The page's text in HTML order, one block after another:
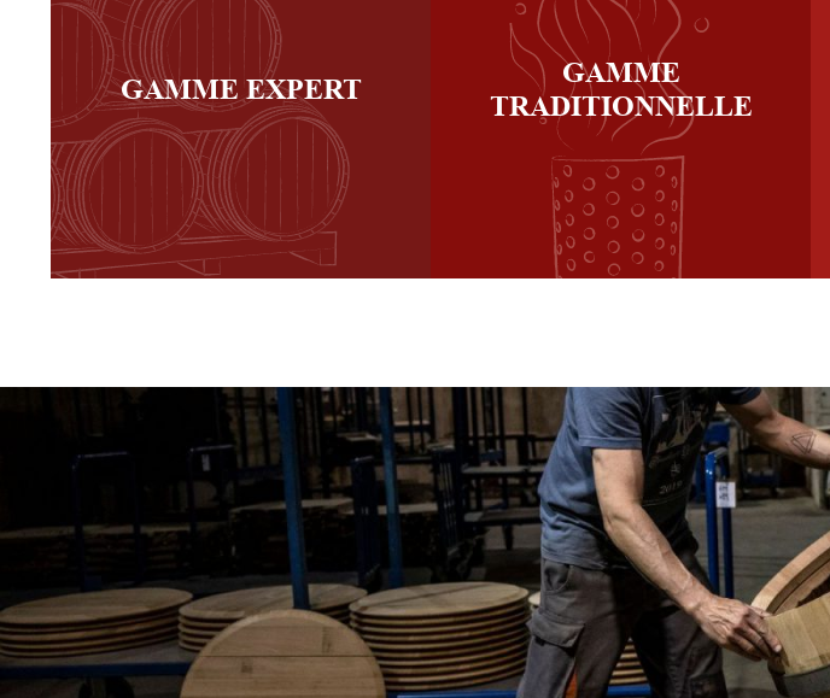
GAMME EXPERT
GAMME
TRADITIONNELLE